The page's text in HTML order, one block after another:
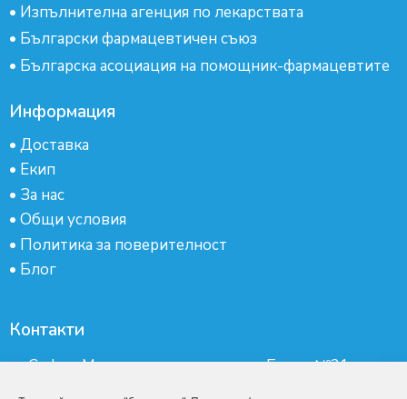
• Изпълнителна агенция по лекарствата
• Български фармацевтичен съюз
• Българска асоциация на помощник-фармацевтите
Информация
• Доставка
• Екип
• За нас
• Общи условия
• Политика за поверителност
• Блог
Контакти
гр.София, Манастирски ливади, ж.к.Бокар №21-